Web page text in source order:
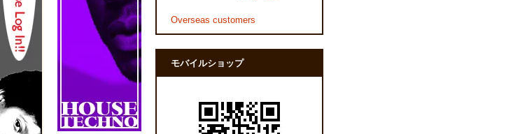
Overseas customers
モバイルショップ